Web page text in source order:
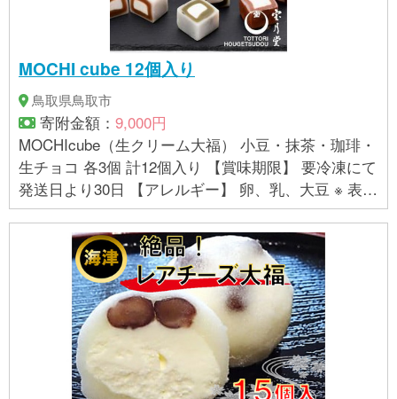
MOCHI cube 12個入り
鳥取県鳥取市
寄附金額： 9,000円
MOCHIcube（生クリーム大福） 小豆・抹茶・珈琲・
生チョコ 各3個 計12個入り 【賞味期限】 要冷凍にて
発送日より30日 【アレルギー】 卵、乳、大豆 ※ 表示
内容に関しては各事業者の指定に基づき掲載してお
り、一切の内容を保証するものではございません。 ※
ご不明の点がございましたら事業者まで直接お問い
合わせ下さい。